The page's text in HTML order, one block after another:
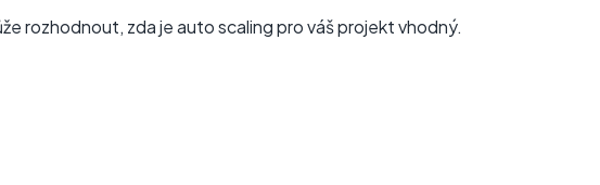
rozhodnout, zda je auto scaling pro váš projekt vhodný.